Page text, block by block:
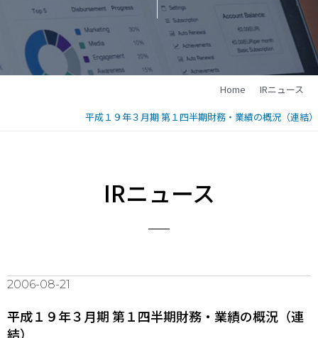
Home IRニュース
平成１９年３月期 第１四半期財務・業績の概況（連結）
IRニュース
2006-08-21
平成１９年３月期 第１四半期財務・業績の概況（連
結）